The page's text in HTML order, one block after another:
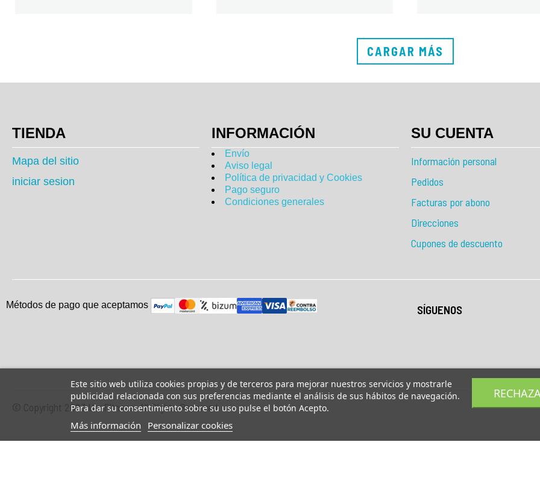
Este sitio web utiliza cookies propias y de terceros para mejorar nuestros servicios y mostrarle
publicidad relacionada con sus preferencias mediante el análisis de sus hábitos de navegación.
Para dar su consentimiento sobre su uso pulse el botón Acepto.
Más información Personalizar cookies
CARGAR MÁS
TIENDA
Mapa del sitio
iniciar sesion
INFORMACIÓN
Envío
Aviso legal
Política de privacidad y Cookies
Pago seguro
Condiciones generales
SU CUENTA
Información personal
Pedidos
Facturas por abono
Direcciones
Cupones de descuento
Métodos de pago que aceptamos SÍGUENOS
© Copyright 2023 UsaFitness. All Rights Reserved.